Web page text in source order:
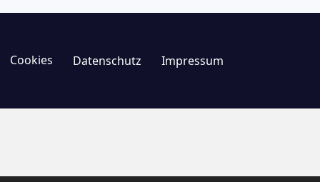
Cookies Datenschutz Impressum